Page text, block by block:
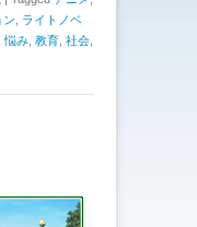
ン
ライトノベ
,悩み 教育 社会